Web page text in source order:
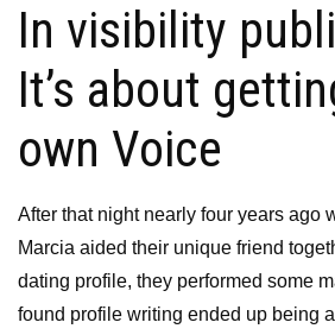
In visibility
It’s about
own Voice
After that night nearly four years ago
Marcia aided their unique friend
dating profile, they performed some
found profile writing ended up being